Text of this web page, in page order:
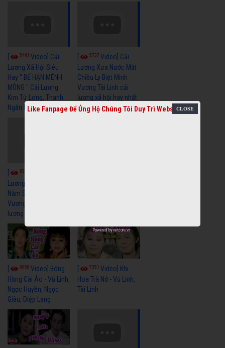
5461 Video] Cải
Lương Xã Hội Siêu
Hay " BỂ HẬN MÊNH
MÔNG " Cải Lương
Kim Tử Long, Thanh
Ngân Hay Nhất
5737Video] Cải
Lương Xưa Nước Mắt
Chiều Ly Biệt Minh
Vương Tài Linh cải
lương xã hội hay nhất
6324
Lương Xưa : Rồi 30
Năm Sau - Minh
Vương Lệ Thủy | cải
lương xã hội hay nhất
9058 Video] Bông
Hồng Cài Áo - Vũ Linh,
Ngọc Huyền, Ngọc
Giàu, Diệp Lang
7351Video] Khi
Hoa Trà Nở - Vũ Linh,
Tài Linh
Like Fanpage Để Ủng Hộ Chúng Tôi Duy Trì Website
Powered bynetcore.vn